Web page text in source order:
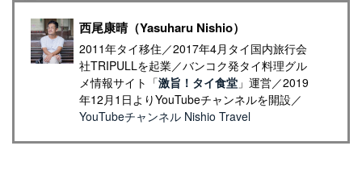
西尾康晴（Yasuharu Nishio）
2011年タイ移住／2017年4月タイ国内旅行会
社TRIPULLを起業／バンコク発タイ料理グル
メ情報サイト「激旨！タイ食堂」運営／2019
年12月1日よりYouTubeチャンネルを開設／
YouTubeチャンネル Nishio Travel